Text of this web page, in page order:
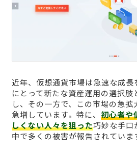
近年、仮想通貨市場は急速な成長
にとって新たな資産運用の選択肢
し、その一方で、この市場の急拡
急増しています。特に、 初心者や
しくない人々を狙った巧妙な手口
中で多くの被害が報告されていま